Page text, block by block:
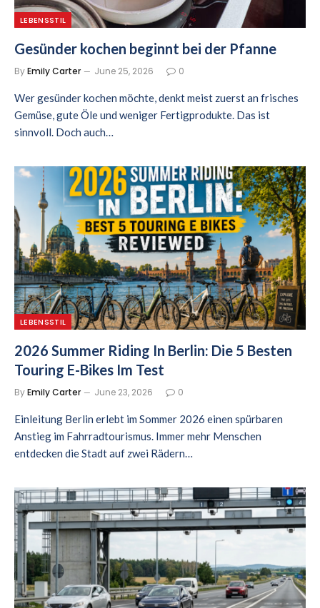
LEBENSSTIL
Gesünder kochen beginnt bei der Pfanne
ByEmily Carter June 25, 2026 0
Wer gesünder kochen möchte, denkt meist zuerst an frisches
Gemüse, gute Öle und weniger Fertigprodukte. Das ist
sinnvoll. Doch auch…
LEBENSSTIL
2026 Summer Riding In Berlin: Die 5 Besten
Touring E-Bikes Im Test
ByEmily Carter June 23, 2026 0
Einleitung Berlin erlebt im Sommer 2026 einen spürbaren
Anstieg im Fahrradtourismus. Immer mehr Menschen
entdecken die Stadt auf zwei Rädern…